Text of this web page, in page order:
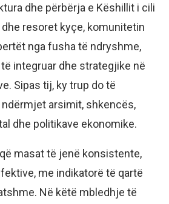
dhe përbërja e Këshillit i cili
resoret kyçe, komunitetin
nga fusha të ndryshme,
integruar dhe strategjike në
Sipas tij, ky trup do të
arsimit, shkencës,
dhe politikave ekonomike.
masat të jenë konsistente,
me indikatorë të qartë
Në këtë mbledhje të